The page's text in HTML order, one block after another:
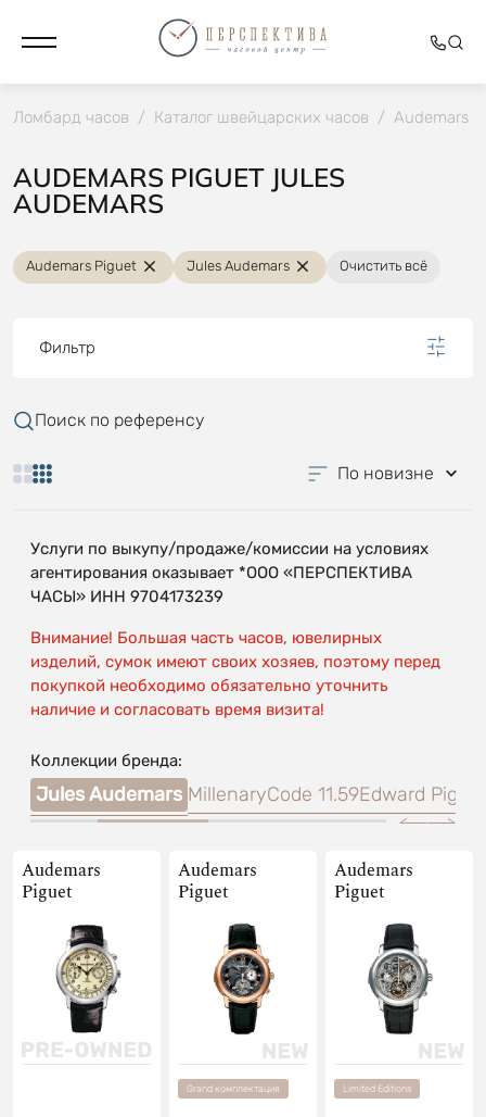
Ломбард часов / Каталог швейцарских часов / Audemars
AUDEMARS PIGUET JULES
AUDEMARS
Audemars Piguet Jules Audemars Очистить всё
Фильтр
Поиск по референсу
По новизне
Услуги по выкупу/продаже/комиссии на условиях
агентирования оказывает *ООО «ПЕРСПЕКТИВА
ЧАСЫ» ИНН 9704173239
Внимание! Большая часть часов, ювелирных
изделий, сумок имеют своих хозяев, поэтому перед
покупкой необходимо обязательно уточнить
наличие и согласовать время визита!
Коллекции бренда:
Jules Audemars MillenaryCode 11.59Edward Piguet
Audemars
Piguet
Audemars
Piguet
Grand комплектация
Audemars
Piguet
Limited Editions